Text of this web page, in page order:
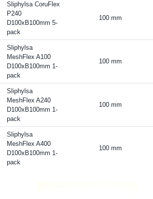
Sliphylsa CoruFlex
P240
D100xB100mm 5-
pack
100 mm
Sliphylsa
MeshFlex A100
D100xB100mm 1-
pack
100 mm
Sliphylsa
MeshFlex A240
D100xB100mm 1-
pack
100 mm
Sliphylsa
MeshFlex A400
D100xB100mm 1-
pack
100 mm